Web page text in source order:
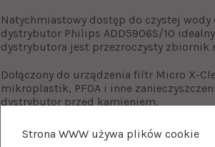
Natychmiastowy dostęp do czystej
dystrybutor Philips ADD5906S/10
dystrybutora jest przezroczysty zbiornik
Dołączony do urządzenia filtr Micro X-
mikroplastik, PFOA i inne
dystrybutor przed kamieniem.
Strona WWW używa plików cookie